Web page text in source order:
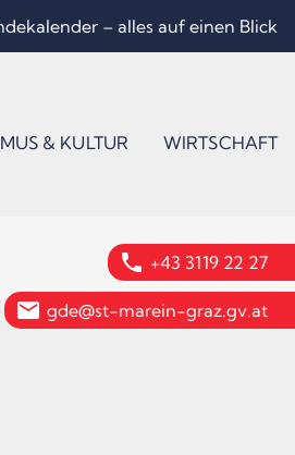
– alles auf einen Blick
& KULTUR WIRTSCHAFT
phone +43 3119 22 27
email gde@st-marein-graz.gv.at